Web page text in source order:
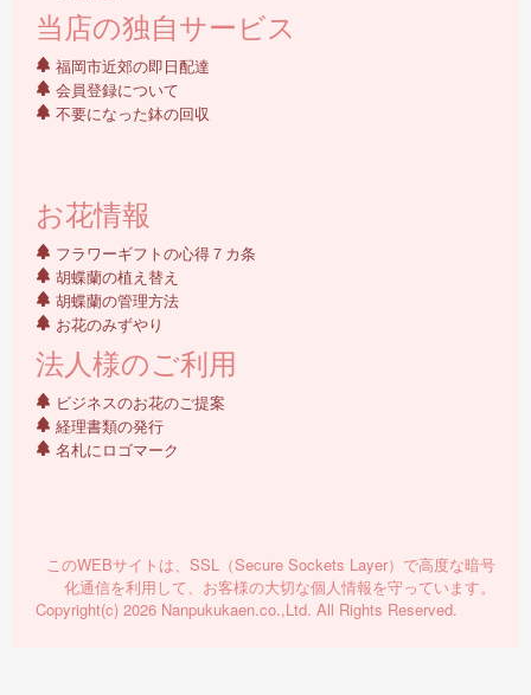
当店の独自サービス
福岡市近郊の即日配達
会員登録について
不要になった鉢の回収
お花情報
フラワーギフトの心得７カ条
胡蝶蘭の植え替え
胡蝶蘭の管理方法
お花のみずやり
法人様のご利用
ビジネスのお花のご提案
経理書類の発行
名札にロゴマーク
このWEBサイトは、SSL（Secure Sockets Layer）で高度な暗号
化通信を利用して、お客様の大切な個人情報を守っています。
Copyright(c) 2026 Nanpukukaen.co.,Ltd. All Rights Reserved.